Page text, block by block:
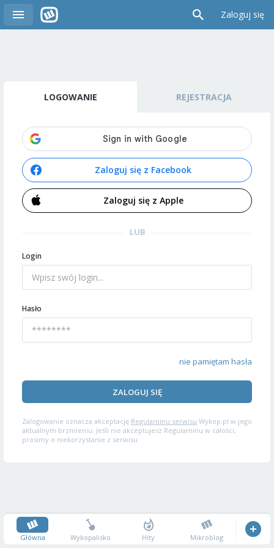
Zaloguj się
LOGOWANIE REJESTRACJA
Zaloguj się z Facebook
Zaloguj się z Apple
LUB
Login
Hasło
nie pamiętam hasła
ZALOGUJ SIĘ
Zalogowanie oznacza akceptację Regulaminu serwisu Wykop.pl w jego
aktualnym brzmieniu. Jeśli nie akceptujesz Regulaminu w całości,
prosimy o niekorzystanie z serwisu.
Główna Wykopalisko Hity Mikroblog